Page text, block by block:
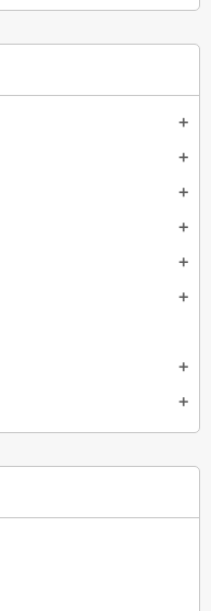
add
add
add
add
add
add
add
add